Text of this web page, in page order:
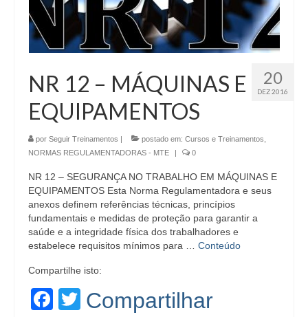
20
DEZ 2016
NR 12 – MÁQUINAS E
EQUIPAMENTOS
por Seguir Treinamentos | postado em: Cursos e Treinamentos
NORMAS REGULAMENTADORAS - MTE
| 0
NR 12 – SEGURANÇA NO TRABALHO EM MÁQUINAS E
EQUIPAMENTOS Esta Norma Regulamentadora e seus
anexos definem referências técnicas, princípios
fundamentais e medidas de proteção para garantir a
saúde e a integridade física dos trabalhadores e
estabelece requisitos mínimos para … Conteúdo
Compartilhe isto:
Facebook
Twitter
Compartilhar